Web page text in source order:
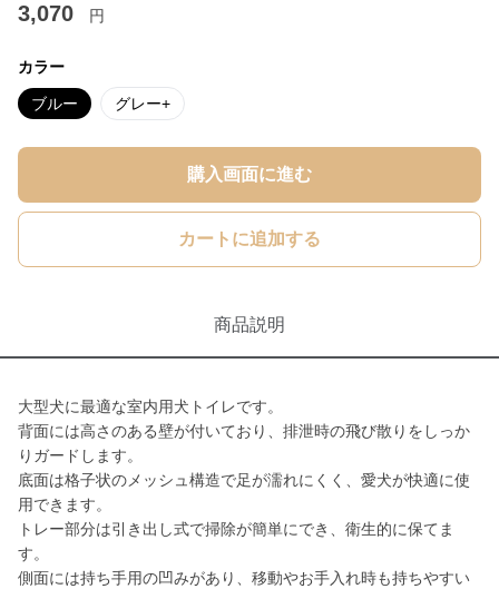
3,070 円
カラー
ブルー グレー+
購入画面に進む
カートに追加する
商品説明
大型犬に最適な室内用犬トイレです。
背面には高さのある壁が付いており、排泄時の飛び散りをしっか
りガードします。
底面は格子状のメッシュ構造で足が濡れにくく、愛犬が快適に使
用できます。
トレー部分は引き出し式で掃除が簡単にでき、衛生的に保てま
す。
側面には持ち手用の凹みがあり、移動やお手入れ時も持ちやすい